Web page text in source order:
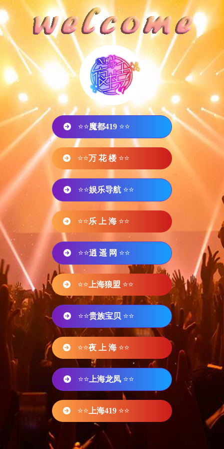
⭐⭐魔都419 ⭐⭐
⭐⭐万 花 楼 ⭐⭐
⭐⭐娱乐导航 ⭐⭐
⭐⭐乐 上 海 ⭐⭐
⭐⭐逍 遥 网 ⭐⭐
⭐⭐ 上海狼盟 ⭐⭐
⭐⭐贵族宝贝 ⭐⭐
⭐⭐夜 上 海 ⭐⭐
⭐⭐ 上海龙凤 ⭐⭐
⭐⭐ 上海419 ⭐⭐